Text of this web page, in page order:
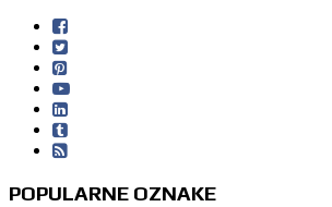
POPULARNE OZNAKE